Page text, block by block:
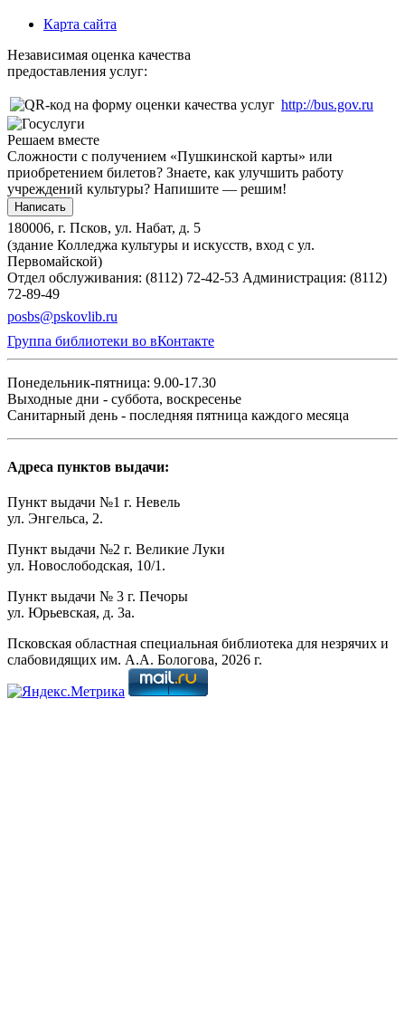
Карта сайта
Независимая оценка качества
предоставления услуг:
http://bus.gov.ru
Решаем вместе
Сложности с получением «Пушкинской карты» или
приобретением билетов? Знаете, как улучшить работу
учреждений культуры? Напишите — решим!
Написать
180006, г. Псков, ул. Набат, д. 5
(здание Колледжа культуры и искусств, вход с ул.
Первомайской)
Отдел обслуживания: (8112) 72-42-53 Администрация: (8112)
72-89-49
posbs@pskovlib.ru
Группа библиотеки во вКонтакте
Понедельник-пятница: 9.00-17.30
Выходные дни - суббота, воскресенье
Санитарный день - последняя пятница каждого месяца
Адреса пунктов выдачи:
Пункт выдачи №1 г. Невель
ул. Энгельса, 2.
Пункт выдачи №2 г. Великие Луки
ул. Новослободская, 10/1.
Пункт выдачи № 3 г. Печоры
ул. Юрьевская, д. 3а.
Псковская областная специальная библиотека для незрячих и
слабовидящих им. А.А. Бологова, 2026 г.